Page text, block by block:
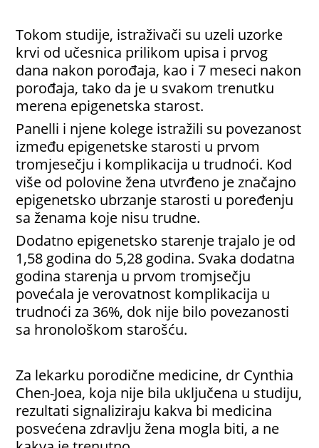
Tokom studije, istraživači su uzeli uzorke
krvi od učesnica prilikom upisa i prvog
dana nakon porođaja, kao i 7 meseci nakon
porođaja, tako da je u svakom trenutku
merena epigenetska starost.
Panelli i njene kolege istražili su povezanost
između epigenetske starosti u prvom
tromjesečju i komplikacija u trudnoći. Kod
više od polovine žena utvrđeno je značajno
epigenetsko ubrzanje starosti u poređenju
sa ženama koje nisu trudne.
Dodatno epigenetsko starenje trajalo je od
1,58 godina do 5,28 godina. Svaka dodatna
godina starenja u prvom tromjsečju
povećala je verovatnost komplikacija u
trudnoći za 36%, dok nije bilo povezanosti
sa hronološkom starošću.
Za lekarku porodične medicine, dr Cynthia
Chen-Joea, koja nije bila uključena u studiju,
rezultati signaliziraju kakva bi medicina
posvećena zdravlju žena mogla biti, a ne